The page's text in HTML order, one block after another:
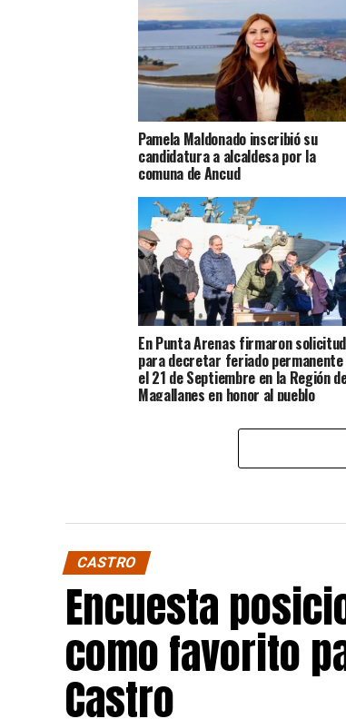
Pamela Maldonado inscribió su
candidatura a alcaldesa por la
comuna de Ancud
En Punta Arenas firmaron solicitud
para decretar feriado permanente
el 21 de Septiembre en la Región
Magallanes en honor al pueblo
CASTRO
Encuesta
como favorito
Castro